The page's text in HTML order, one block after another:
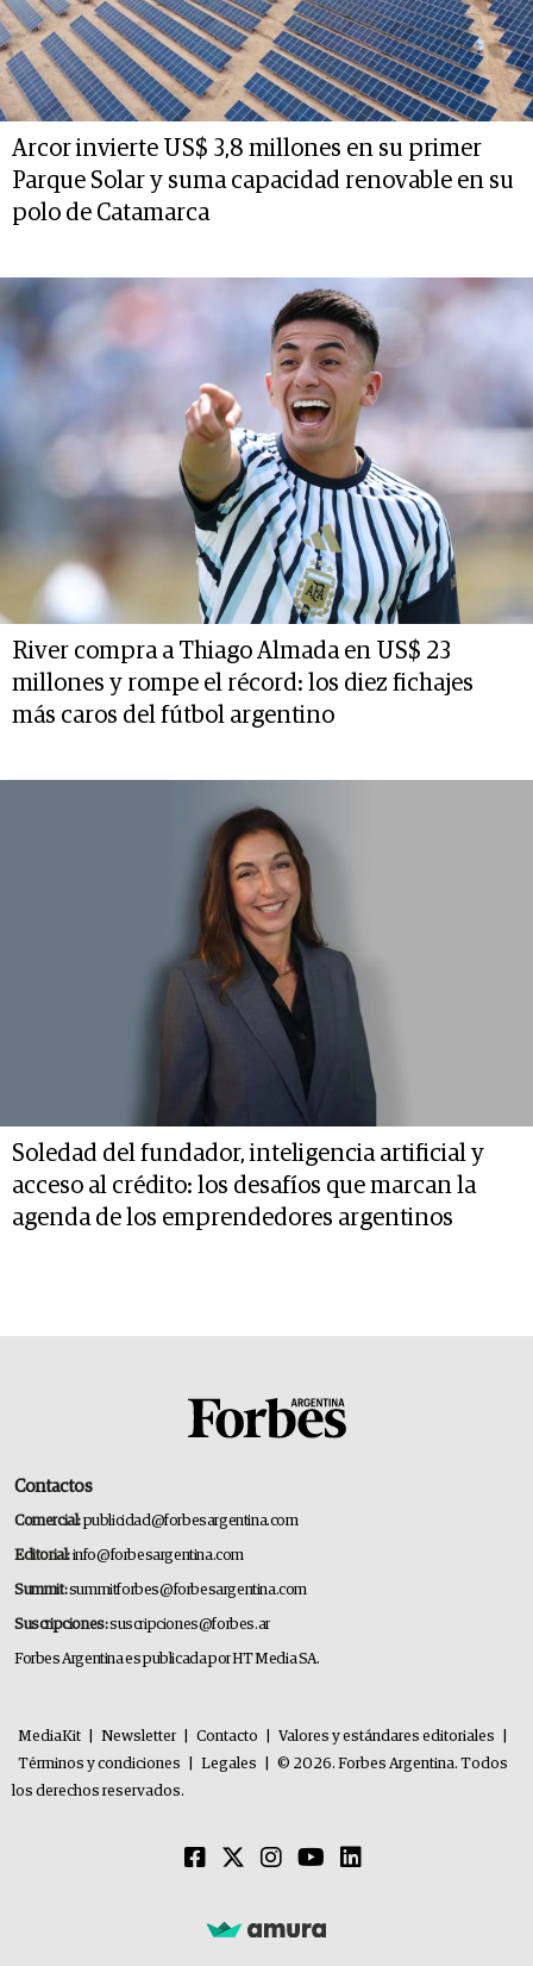
Arcor invierte US$ 3,8 millones en su primer
Parque Solar y suma capacidad renovable en su
polo de Catamarca
River compra a Thiago Almada en US$ 23
millones y rompe el récord: los diez fichajes
más caros del fútbol argentino
Soledad del fundador, inteligencia artificial y
acceso al crédito: los desafíos que marcan la
agenda de los emprendedores argentinos
Contactos
Comercial:publicidad@forbesargentina.com
Editorial:info@forbesargentina.com
Summit:summitforbes@forbesargentina.com
Suscripciones:suscripciones@forbes.ar
Forbes Argentina es publicada por HT Media SA.
MediaKit Newsletter Contacto Valores y estándares editoriales
Términos y condiciones
Legales
© 2026. Forbes Argentina. Todos
los derechos reservados.